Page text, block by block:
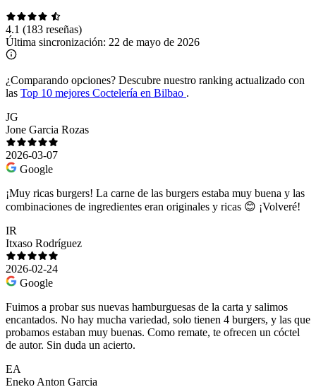
4.1 (183 reseñas)
Última sincronización: 22 de mayo de 2026
¿Comparando opciones? Descubre nuestro ranking actualizado con
las Top 10 mejores Coctelería en Bilbao .
JG
Jone Garcia Rozas
2026-03-07
Google
¡Muy ricas burgers! La carne de las burgers estaba muy buena y las
combinaciones de ingredientes eran originales y ricas 😊 ¡Volveré!
IR
Itxaso Rodríguez
2026-02-24
Google
Fuimos a probar sus nuevas hamburguesas de la carta y salimos
encantados. No hay mucha variedad, solo tienen 4 burgers, y las que
probamos estaban muy buenas. Como remate, te ofrecen un cóctel
de autor. Sin duda un acierto.
EA
Eneko Anton Garcia